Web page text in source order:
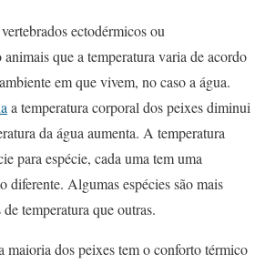
ectodérmicos ou
que a temperatura varia de acordo
em que vivem, no caso a água.
a temperatura corporal dos peixes diminui
da água aumenta. A temperatura
para espécie, cada uma tem uma
diferente. Algumas espécies são mais
temperatura que outras.
maioria dos peixes tem o conforto térmico